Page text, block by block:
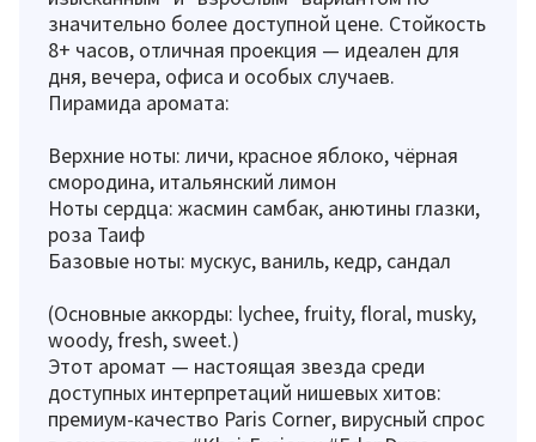
значительно более доступной цене. Стойкость
8+ часов, отличная проекция — идеален для
дня, вечера, офиса и особых случаев.
Пирамида аромата:
Верхние ноты: личи, красное яблоко, чёрная
смородина, итальянский лимон
Ноты сердца: жасмин самбак, анютины глазки,
роза Таиф
Базовые ноты: мускус, ваниль, кедр, сандал
(Основные аккорды: lychee, fruity, floral, musky,
woody, fresh, sweet.)
Этот аромат — настоящая звезда среди
доступных интерпретаций нишевых хитов:
премиум-качество Paris Corner, вирусный спрос